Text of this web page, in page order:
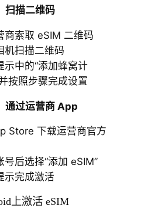
扫描二维码
商索取 eSIM 二维码
机扫描二维码
示中的“添加蜂窝计
按照步骤完成设置
通过运营商 App
Store 下载运营商官方
号后选择“添加 eSIM”
示完成激活
上激活 eSIM